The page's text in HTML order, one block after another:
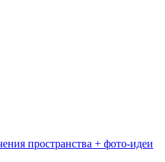
пространства + фото-идеи